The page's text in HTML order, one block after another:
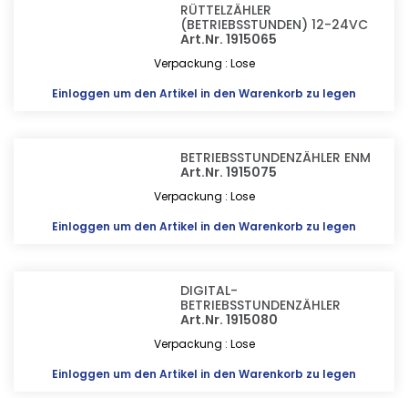
RÜTTELZÄHLER
(BETRIEBSSTUNDEN) 12-24VC
Art.Nr. 1915065
Verpackung : Lose
Einloggen um den Artikel in den Warenkorb zu legen
BETRIEBSSTUNDENZÄHLER ENM
Art.Nr. 1915075
Verpackung : Lose
Einloggen um den Artikel in den Warenkorb zu legen
DIGITAL-
BETRIEBSSTUNDENZÄHLER
Art.Nr. 1915080
Verpackung : Lose
Einloggen um den Artikel in den Warenkorb zu legen